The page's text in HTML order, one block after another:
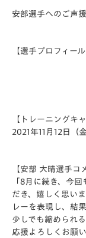
安部選手へのご声
【選手プロフィール
【トレーニングキ
2021年11月12日（
【安部 大晴選手コ
「8月に続き、今
だき、嬉しく思い
レーを表現し、結
少しでも縮められ
応援よろしくお願い